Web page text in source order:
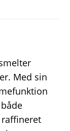
Med sin